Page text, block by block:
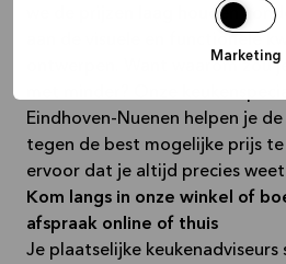
Marketing
we de prijzen laag houden
ontwerpen. Want waarom zou
Eindhoven-Nuenen helpen je
tegen de best mogelijke prijs
ervoor dat je altijd precies
Kom langs in onze winkel of
afspraak online of thuis
Je plaatselijke